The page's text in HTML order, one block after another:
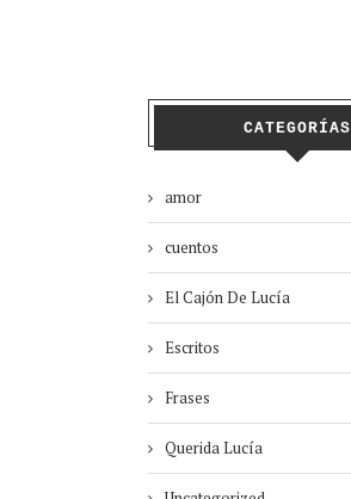
CATEGORÍAS
amor
cuentos
El Cajón De Lucía
Escritos
Frases
Querida Lucía